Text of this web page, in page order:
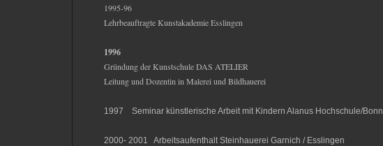
1995-96
Lehrbeauftragte Kunstakademie Esslingen
1996
Gründung der Kunstschule DAS ATELIER
Leitung und Dozentin in Malerei und Bildhauerei
1997 Seminar künstlerische Arbeit mit Kindern Alanus Hochschule/Bonn
2000- 2001 Arbeitsaufenthalt Steinhauerei Garnich / Esslingen